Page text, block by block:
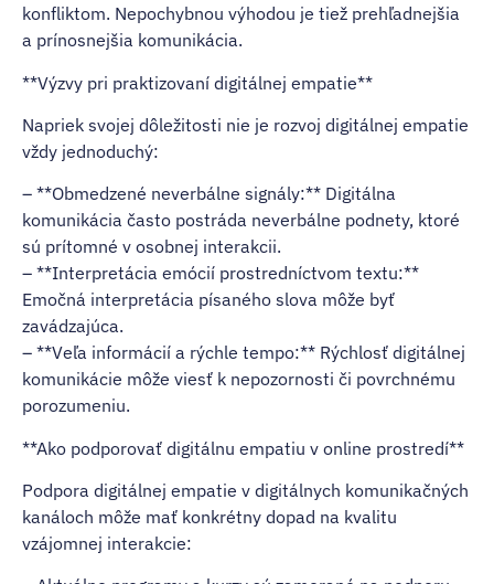
konfliktom. Nepochybnou výhodou je tiež prehľadnejšia
a prínosnejšia komunikácia.
**Výzvy pri praktizovaní digitálnej empatie**
Napriek svojej dôležitosti nie je rozvoj digitálnej empatie
vždy jednoduchý:
– **Obmedzené neverbálne signály:** Digitálna
komunikácia často postráda neverbálne podnety, ktoré
sú prítomné v osobnej interakcii.
– **Interpretácia emócií prostredníctvom textu:**
Emočná interpretácia písaného slova môže byť
zavádzajúca.
– **Veľa informácií a rýchle tempo:** Rýchlosť digitálnej
komunikácie môže viesť k nepozornosti či povrchnému
porozumeniu.
**Ako podporovať digitálnu empatiu v online prostredí**
Podpora digitálnej empatie v digitálnych komunikačných
kanáloch môže mať konkrétny dopad na kvalitu
vzájomnej interakcie: